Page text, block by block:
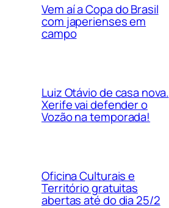
Vem aí a Copa do Brasil
com japerienses em
campo
Luiz Otávio de casa nova.
Xerife vai defender o
Vozão na temporada!
Oficina Culturais e
Território gratuitas
abertas até do dia 25/2